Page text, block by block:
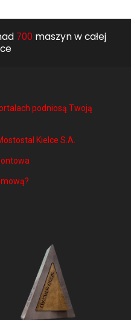
700 maszyn w całej
podniosą Twoją
Kielce S.A.